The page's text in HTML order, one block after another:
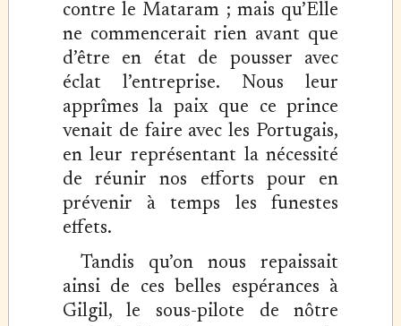
contre le Mataram ; mais qu’Elle
ne commencerait rien avant que
d’être en état de pousser avec
éclat l’entreprise. Nous leur
apprîmes la paix que ce prince
venait de faire avec les Portugais,
en leur représentant la nécessité
de réunir nos efforts pour en
prévenir à temps les funestes
effets.
Tandis qu’on nous repaissait
ainsi de ces belles espérances à
Gilgil, le sous-pilote de nôtre